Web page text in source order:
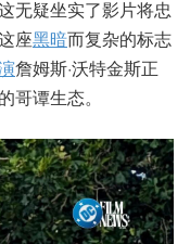
无疑坐实了影片将忠
座黑暗而复杂的标志
詹姆斯·沃特金斯正
哥谭生态。